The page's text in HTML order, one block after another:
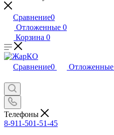
Сравнение0
Отложенные 0
Корзина 0
Сравнение0 Отложенные
Телефоны
8-911-501-51-45